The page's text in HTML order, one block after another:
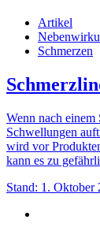
Artikel
Schmerzen
Wenn nach
Schwellungen
wird vor
kann es zu
Stand: 1. Oktober